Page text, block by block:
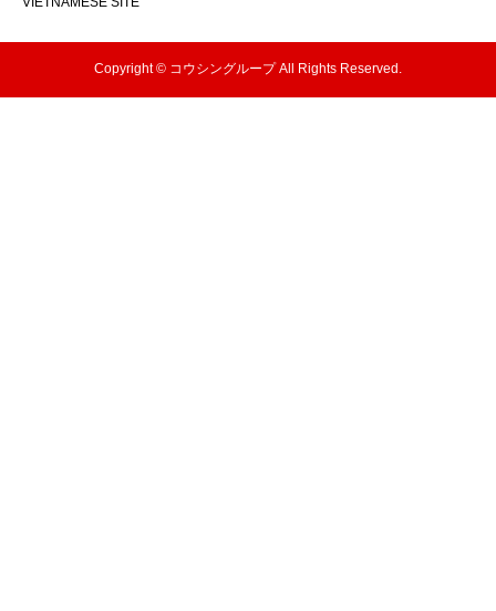
Copyright © コウシングループ All Rights Reserved.